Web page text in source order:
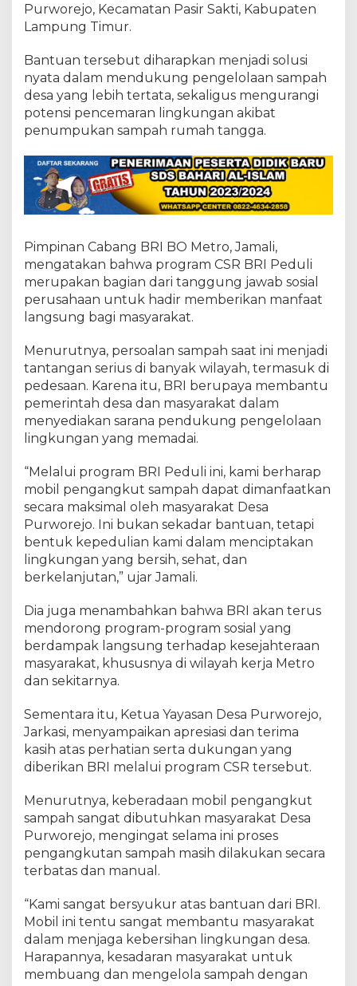
a
r
w
r
e
j
,
D
o
r
o
g
L
n
g
k
n
a
n
B
e
s
h
D
a
S
e
h
a
i
P
a
s
a
k
t
i
Purworejo, Kecamatan Pasir Sakti, Kabupaten
Lampung Timur.
Bantuan tersebut diharapkan menjadi solusi
nyata dalam mendukung pengelolaan sampah
desa yang lebih tertata, sekaligus mengurangi
potensi pencemaran lingkungan akibat
penumpukan sampah rumah tangga.
Pimpinan Cabang BRI BO Metro, Jamali,
mengatakan bahwa program CSR BRI Peduli
merupakan bagian dari tanggung jawab sosial
perusahaan untuk hadir memberikan manfaat
langsung bagi masyarakat.
Menurutnya, persoalan sampah saat ini menjadi
tantangan serius di banyak wilayah, termasuk di
pedesaan. Karena itu, BRI berupaya membantu
pemerintah desa dan masyarakat dalam
menyediakan sarana pendukung pengelolaan
lingkungan yang memadai.
“Melalui program BRI Peduli ini, kami berharap
mobil pengangkut sampah dapat dimanfaatkan
secara maksimal oleh masyarakat Desa
Purworejo. Ini bukan sekadar bantuan, tetapi
bentuk kepedulian kami dalam menciptakan
lingkungan yang bersih, sehat, dan
berkelanjutan,” ujar Jamali.
Dia juga menambahkan bahwa BRI akan terus
mendorong program-program sosial yang
berdampak langsung terhadap kesejahteraan
masyarakat, khususnya di wilayah kerja Metro
dan sekitarnya.
Sementara itu, Ketua Yayasan Desa Purworejo,
Jarkasi, menyampaikan apresiasi dan terima
kasih atas perhatian serta dukungan yang
diberikan BRI melalui program CSR tersebut.
Menurutnya, keberadaan mobil pengangkut
sampah sangat dibutuhkan masyarakat Desa
Purworejo, mengingat selama ini proses
pengangkutan sampah masih dilakukan secara
terbatas dan manual.
“Kami sangat bersyukur atas bantuan dari BRI.
Mobil ini tentu sangat membantu masyarakat
dalam menjaga kebersihan lingkungan desa.
Harapannya, kesadaran masyarakat untuk
membuang dan mengelola sampah dengan